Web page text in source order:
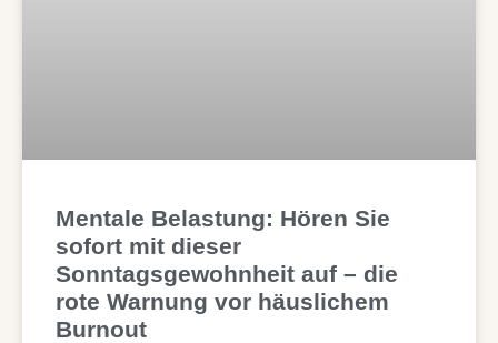
Mentale Belastung: Hören Sie
sofort mit dieser
Sonntagsgewohnheit auf – die
rote Warnung vor häuslichem
Burnout